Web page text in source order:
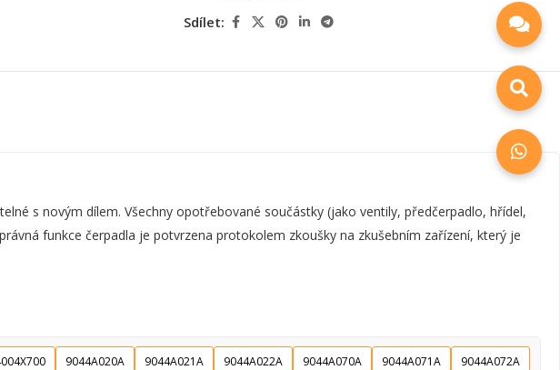
Sdílet:
s novým dílem. Všechny opotřebované součástky (jako ventily, předčerpadlo, hřídel,
funkce čerpadla je potvrzena protokolem zkoušky na zkušebním zařízení, který je
9044A020A 9044A021A 9044A022A 9044A070A 9044A071A
9044A072A